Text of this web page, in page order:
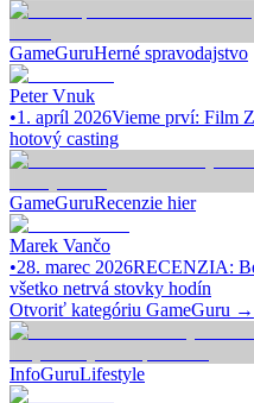
GameGuruHerné spravodajstvo
Peter Vnuk
•1. apríl 2026Vieme prví: Film
hotový casting
GameGuruRecenzie hier
Marek Vančo
•28. marec 2026RECENZIA:
všetko netrvá stovky hodín
Otvoriť kategóriu GameGuru →
InfoGuruLifestyle